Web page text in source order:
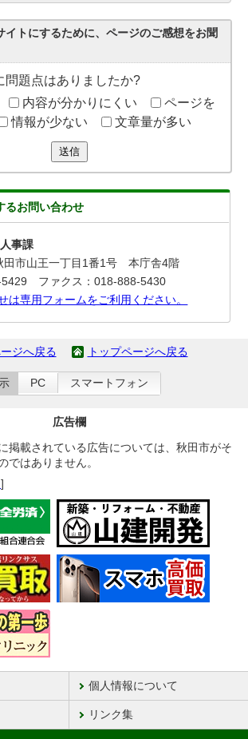
イトにするために、ページのご感想をお聞
問題点はありましたか?
内容が分かりにくい
ページを
情報が少ない 文章量が多い
送信
るお問い合わせ
事課
市山王一丁目1番1号 本庁舎4階
5429 ファクス：018-888-5430
は専用フォームをご利用ください。
ジへ戻る トップページへ戻る
PC スマートフォン
広告欄
掲載されている広告については、秋田市がそ
ではありません。
]
個人情報について
リンク集